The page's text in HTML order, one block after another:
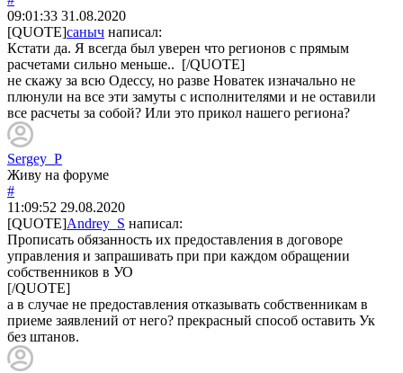
09:01:33 31.08.2020
[QUOTE]саныч написал:
Кстати да. Я всегда был уверен что регионов с прямым
расчетами сильно меньше.. [/QUOTE]
не скажу за всю Одессу, но разве Новатек изначально не
плюнули на все эти замуты с исполнителями и не оставили
все расчеты за собой? Или это прикол нашего региона?
Sergey_P
Живу на форуме
#
11:09:52 29.08.2020
[QUOTE]Andrey_S написал:
Прописать обязанность их предоставления в договоре
управления и запрашивать при при каждом обращении
собственников в УО
[/QUOTE]
а в случае не предоставления отказывать собственникам в
приеме заявлений от него? прекрасный способ оставить Ук
без штанов.